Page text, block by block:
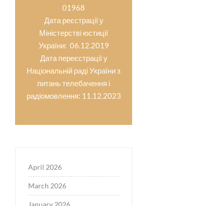
01968
Дата реєстрації у
Міністерстві юстиції
України: 06.12.2019
Дата переєстрації у
Національній раді України з
питань телебачення і
радіомовлення: 11.12.2023
April 2026
March 2026
January 2026